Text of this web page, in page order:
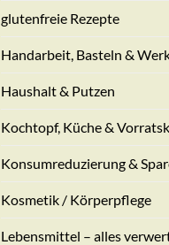
glutenfreie Rezepte
Handarbeit, Basteln &
Haushalt & Putzen
Kochtopf, Küche &
Konsumreduzierung &
Kosmetik / Körperpflege
Lebensmittel – alles